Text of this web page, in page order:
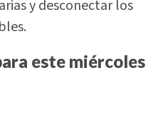
y desconectar los
este miércoles